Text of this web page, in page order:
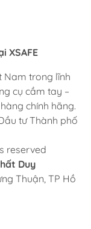
XSAFE
Nam trong lĩnh
cụ cầm tay –
chính hãng.
tư Thành phố
reserved
Duy
Thuận, TP Hồ